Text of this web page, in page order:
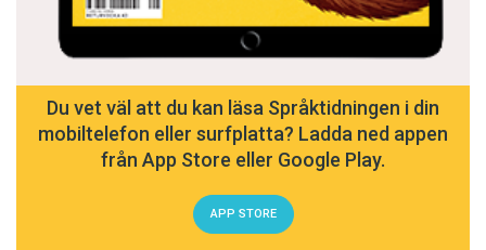
Du vet väl att du kan läsa Språktidningen i din
mobiltelefon eller surfplatta? Ladda ned appen
från App Store eller Google Play.
APP STORE